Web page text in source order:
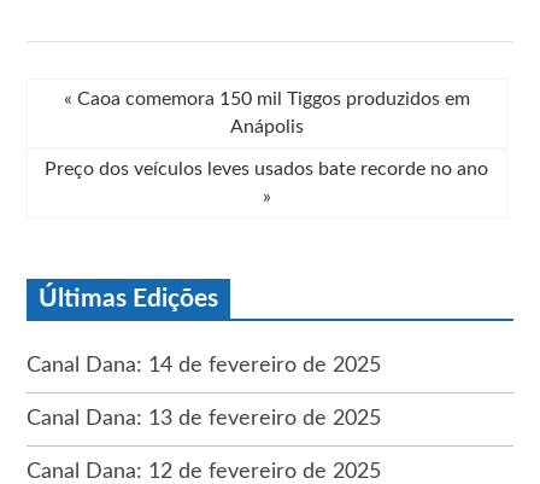
« Caoa comemora 150 mil Tiggos produzidos em
Anápolis
Preço dos veículos leves usados bate recorde no ano
»
Últimas Edições
Canal Dana: 14 de fevereiro de 2025
Canal Dana: 13 de fevereiro de 2025
Canal Dana: 12 de fevereiro de 2025